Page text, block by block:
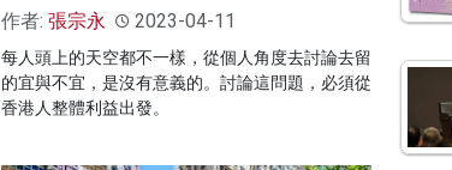
作者: 張宗永 2023-04-11
每人頭上的天空都不一樣，從個人角度去討論去留
的宜與不宜，是沒有意義的。討論這問題，必須從
香港人整體利益出發。